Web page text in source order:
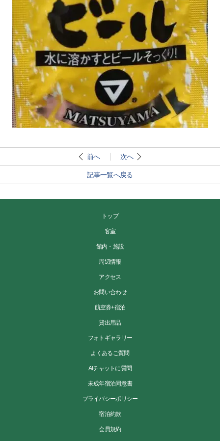
前へ 次へ
記事一覧へ戻る
トップ
客室
館内・施設
周辺情報
アクセス
お問い合わせ
航空券+宿泊
貸出用品
フォトギャラリー
よくあるご質問
AIチャットに質問
未成年宿泊同意書
プライバシーポリシー
宿泊約款
会員規約